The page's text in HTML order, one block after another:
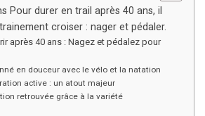
Pour durer en trail après 40 ans, il
croiser : nager et pédaler.
après 40 ans : Nagez et pédalez pour
en douceur avec le vélo et la natation
active : un atout majeur
retrouvée grâce à la variété